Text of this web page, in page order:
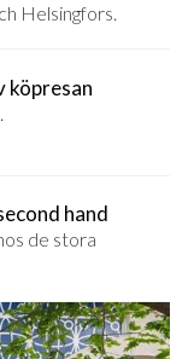
Helsingfors.
köpresan
hand
de stora